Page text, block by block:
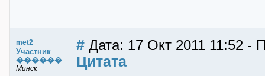
met2
Участник
������
Минск
# Дата: 17 Окт 2011 11:52 -
Цитата